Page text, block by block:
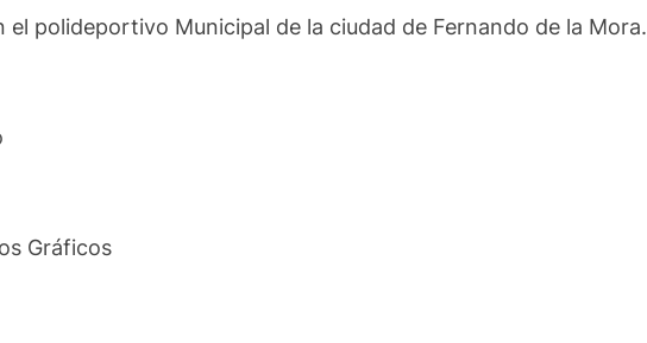
polideportivo Municipal de la ciudad de Fernando de la Mora.
Gráficos